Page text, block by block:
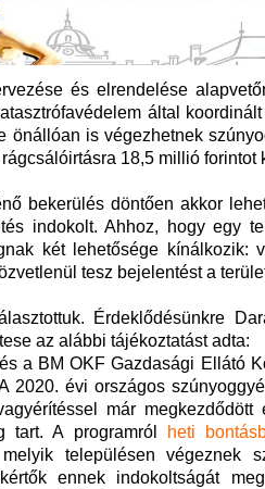
és elrendelése
által
önállóan is végezhetnek
18,5 millió forintot
bekerülés döntően akkor
indokolt. Ahhoz, hogy egy
két lehetősége kínálkozik:
tesz bejelentést a
Érdeklődésünkre
az alábbi tájékoztatást adta:
a BM OKF Gazdasági Ellátó
2020. évi országos
már
tart. A programról
heti
településen végeznek
ennek indokoltságát